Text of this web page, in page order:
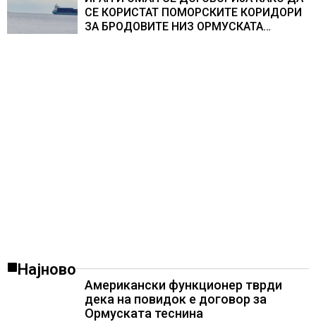
СЕ КОРИСТАТ ПОМОРСКИТЕ КОРИДОРИ
ЗА БРОДОВИТЕ НИЗ ОРМУСКАТА
Најново
Американски функционер тврди
дека на повидок е договор за
Ормуската теснина